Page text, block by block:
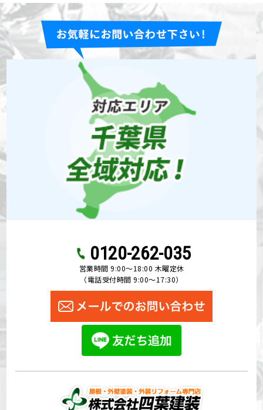
0120-262-035
営業時間 9:00〜18:00 木曜定休
（電話受付時間 9:00〜17:30）